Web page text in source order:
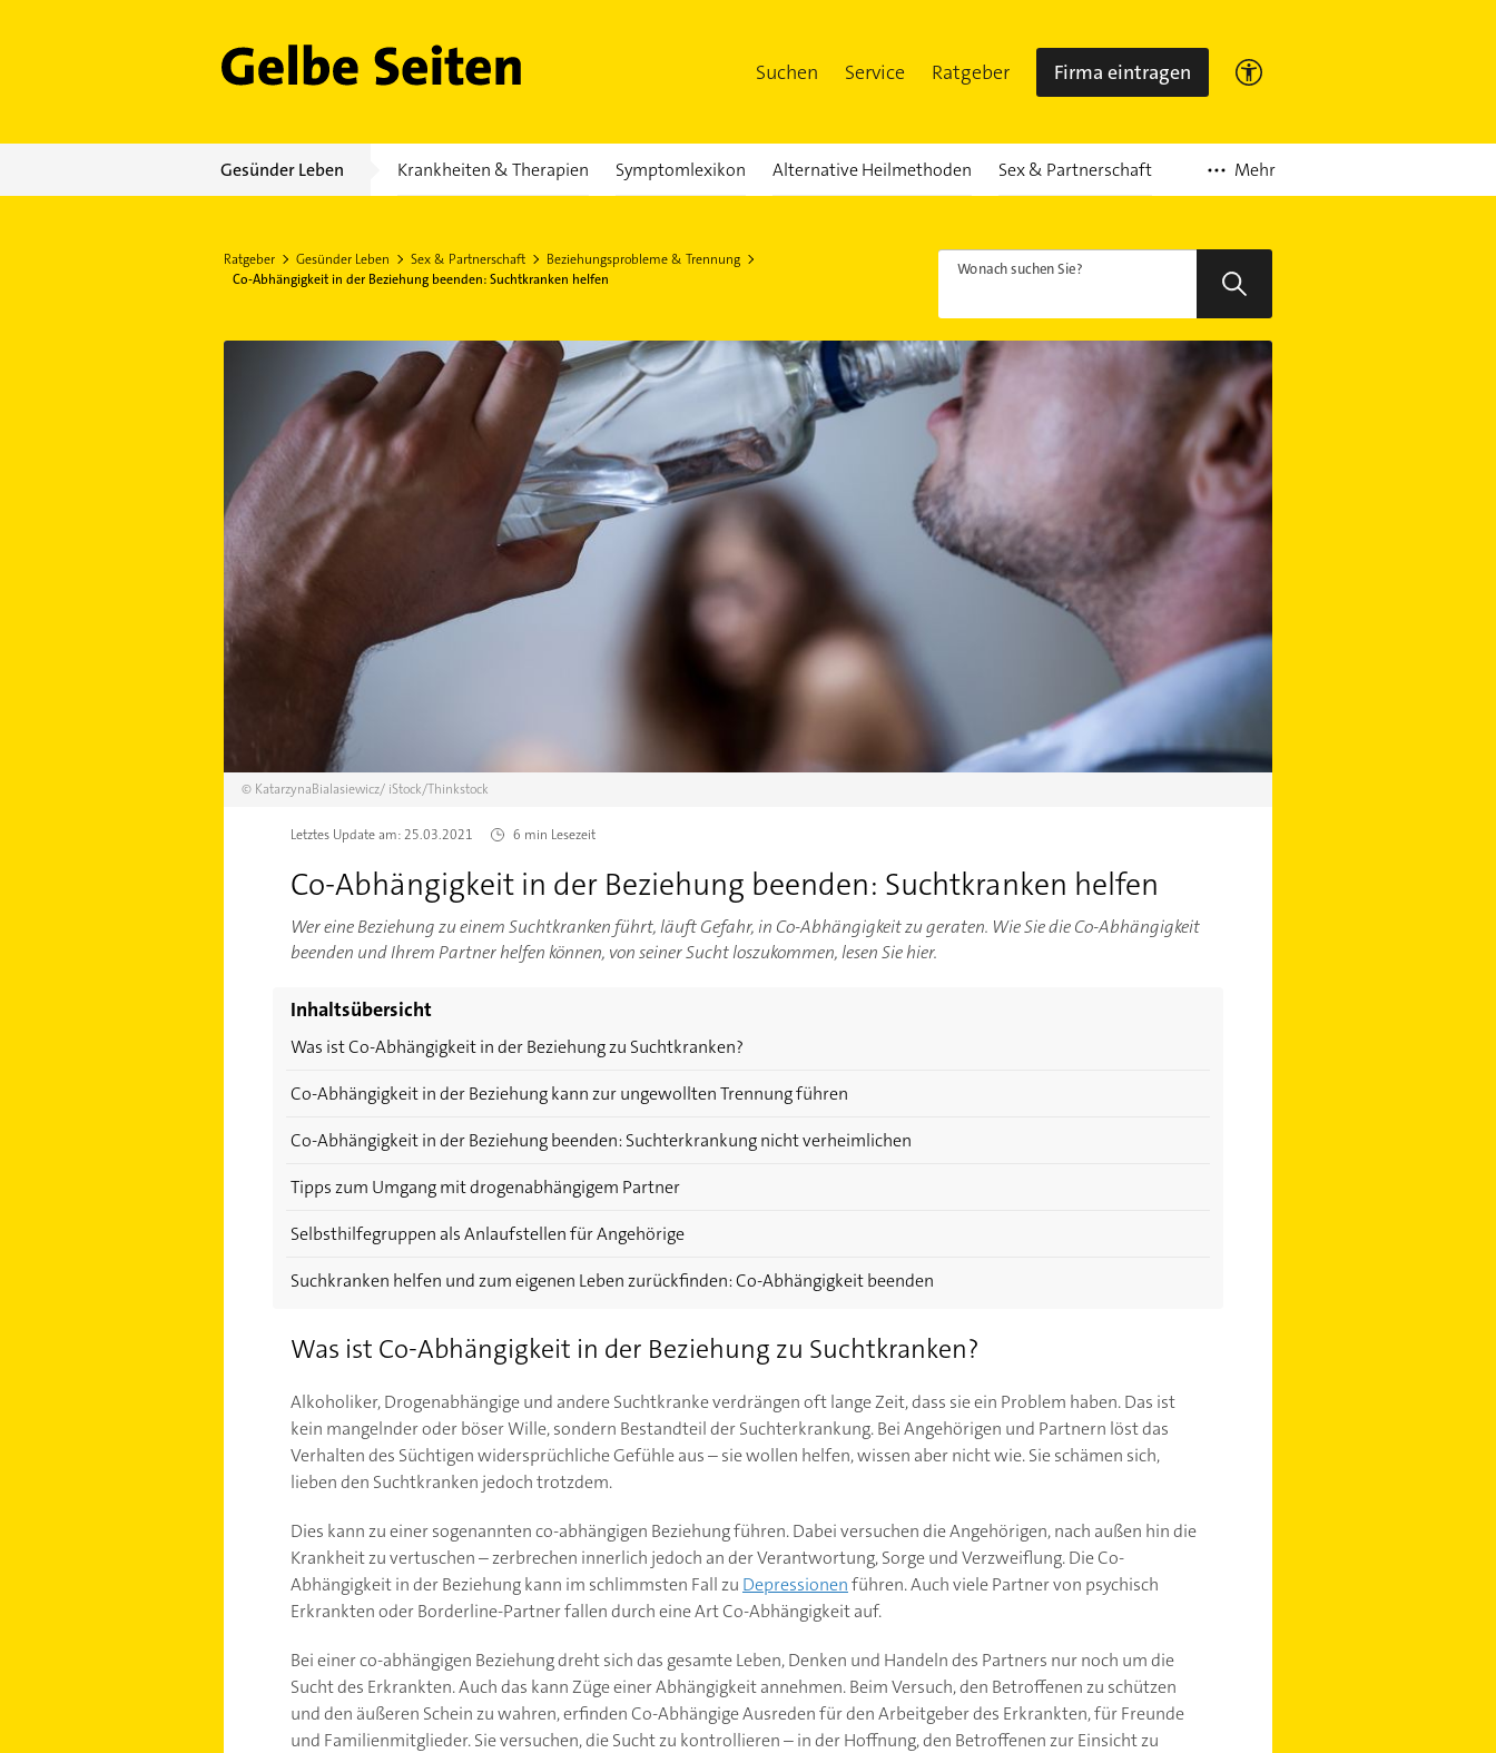
Gelbe Seiten Suchen Service Ratgeber Firma eintragen
Gesünder Leben Krankheiten & Therapien Symptomlexikon Alternative Heilmethoden Sex & Partnerschaft Mehr
Ratgeber Gesünder Leben Sex & Partnerschaft
Beziehungsprobleme & Trennung
Co-Abhängigkeit in der Beziehung beenden: Suchtkranken helfen
Wonach suchen Sie?
© KatarzynaBialasiewicz/ iStock/Thinkstock
Letztes Update am:25.03.2021 6 min Lesezeit
Co-Abhängigkeit in der Beziehung beenden: Suchtkranken helfen
Wer eine Beziehung zu einem Suchtkranken führt, läuft Gefahr, in Co-Abhängigkeit zu geraten. Wie Sie die Co-Abhängigkeit
beenden und Ihrem Partner helfen können, von seiner Sucht loszukommen, lesen Sie hier.
Inhaltsübersicht
Was ist Co-Abhängigkeit in der Beziehung zu Suchtkranken?
Co-Abhängigkeit in der Beziehung kann zur ungewollten Trennung führen
Co-Abhängigkeit in der Beziehung beenden: Suchterkrankung nicht verheimlichen
Tipps zum Umgang mit drogenabhängigem Partner
Selbsthilfegruppen als Anlaufstellen für Angehörige
Suchkranken helfen und zum eigenen Leben zurückfinden: Co-Abhängigkeit beenden
Was ist Co-Abhängigkeit in der Beziehung zu Suchtkranken?
Alkoholiker, Drogenabhängige und andere Suchtkranke verdrängen oft lange Zeit, dass sie ein Problem haben. Das ist
kein mangelnder oder böser Wille, sondern Bestandteil der Suchterkrankung. Bei Angehörigen und Partnern löst das
Verhalten des Süchtigen widersprüchliche Gefühle aus – sie wollen helfen, wissen aber nicht wie. Sie schämen sich,
lieben den Suchtkranken jedoch trotzdem.
Dies kann zu einer sogenannten co-abhängigen Beziehung führen. Dabei versuchen die Angehörigen, nach außen hin die
Krankheit zu vertuschen – zerbrechen innerlich jedoch an der Verantwortung, Sorge und Verzweiflung. Die Co-
Abhängigkeit in der Beziehung kann im schlimmsten Fall zu Depressionenführen. Auch viele Partner von psychisch
Erkrankten oder Borderline-Partner fallen durch eine Art Co-Abhängigkeit auf.
Bei einer co-abhängigen Beziehung dreht sich das gesamte Leben, Denken und Handeln des Partners nur noch um die
Sucht des Erkrankten. Auch das kann Züge einer Abhängigkeit annehmen. Beim Versuch, den Betroffenen zu schützen
und den äußeren Schein zu wahren, erfinden Co-Abhängige Ausreden für den Arbeitgeber des Erkrankten, für Freunde
und Familienmitglieder. Sie versuchen, die Sucht zu kontrollieren – in der Hoffnung, den Betroffenen zur Einsicht zu